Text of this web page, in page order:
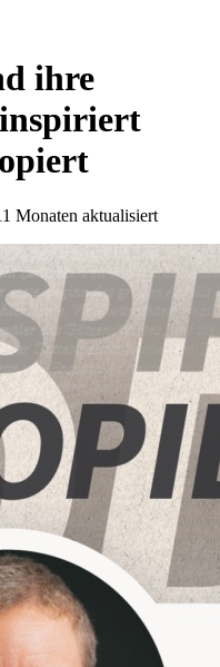
ihre
Monaten aktualisiert